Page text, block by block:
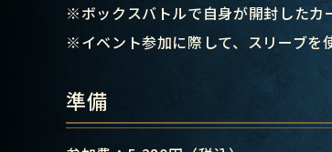
※ボックスバトルで自身が開封したカ
※イベント参加に際して、スリーブを
準備